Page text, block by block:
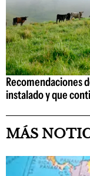
Recomendaciones
instalado y que
MÁS